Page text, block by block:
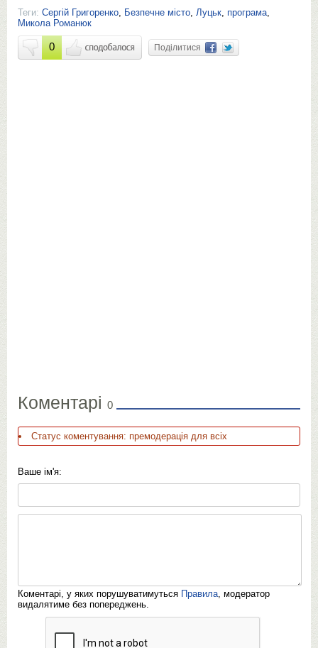
Теги: Сергій Григоренко Безпечне місто Луцьк програма
Микола Романюк
0 Поділитися
Коментарі 0
Статус коментування: премодерація для всіх
Ваше ім'я:
Коментарі, у яких порушуватимуться Правила , модератор
видалятиме без попереджень.